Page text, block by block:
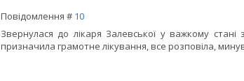
Повідомлення # 10
Звернулася до лікаря Залевської у важкому
призначила грамотне лікування, все розповіла,